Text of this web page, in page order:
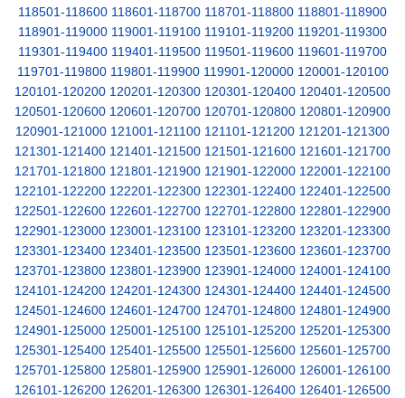
118501-118600 118601-118700 118701-118800 118801-118900
118901-119000 119001-119100 119101-119200 119201-119300
119301-119400 119401-119500 119501-119600 119601-119700
119701-119800 119801-119900 119901-120000 120001-120100
120101-120200 120201-120300 120301-120400 120401-120500
120501-120600 120601-120700 120701-120800 120801-120900
120901-121000 121001-121100 121101-121200 121201-121300
121301-121400 121401-121500 121501-121600 121601-121700
121701-121800 121801-121900 121901-122000 122001-122100
122101-122200 122201-122300 122301-122400 122401-122500
122501-122600 122601-122700 122701-122800 122801-122900
122901-123000 123001-123100 123101-123200 123201-123300
123301-123400 123401-123500 123501-123600 123601-123700
123701-123800 123801-123900 123901-124000 124001-124100
124101-124200 124201-124300 124301-124400 124401-124500
124501-124600 124601-124700 124701-124800 124801-124900
124901-125000 125001-125100 125101-125200 125201-125300
125301-125400 125401-125500 125501-125600 125601-125700
125701-125800 125801-125900 125901-126000 126001-126100
126101-126200 126201-126300 126301-126400 126401-126500